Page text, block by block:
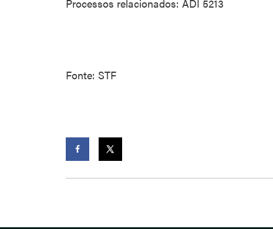
Processos relacionados: ADI 5213
Fonte: STF